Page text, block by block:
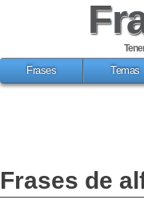
Frases
Temas
Frases de